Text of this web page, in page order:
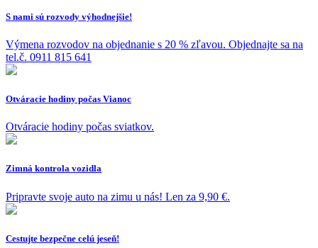
S nami sú rozvody výhodnejšie!
Výmena rozvodov na objednanie s 20 % zľavou. Objednajte sa na
tel.č. 0911 815 641
Otváracie hodiny počas Vianoc
Otváracie hodiny počas sviatkov.
Zimná kontrola vozidla
Pripravte svoje auto na zimu u nás! Len za 9,90 €.
Cestujte bezpečne celú jeseň!